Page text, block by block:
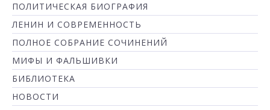
ПОЛИТИЧЕСКАЯ БИОГРАФИЯ
ЛЕНИН И СОВРЕМЕННОСТЬ
ПОЛНОЕ СОБРАНИЕ СОЧИНЕНИЙ
МИФЫ И ФАЛЬШИВКИ
БИБЛИОТЕКА
НОВОСТИ